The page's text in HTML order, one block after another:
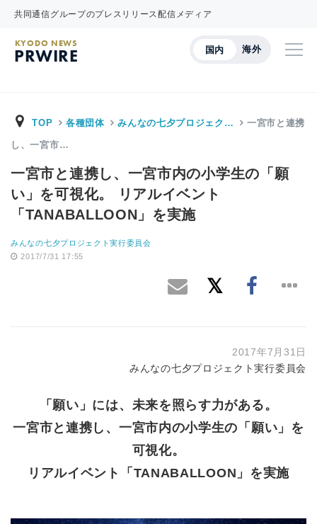
共同通信グループのプレスリリース配信メディア
国内 海外
KYODO NEWS
PRWIRE
TOP 各種団体 みんなの七夕プロジェク… 一宮市と連携
し、一宮市…
一宮市と連携し、一宮市内の小学生の「願
い」を可視化。 リアルイベント
「TANABALLOON」を実施
みんなの七夕プロジェクト実行委員会
2017/7/31 17:55
2017年7月31日
みんなの七夕プロジェクト実行委員会
「願い」には、未来を照らす力がある。
一宮市と連携し、一宮市内の小学生の「願い」を
可視化。
リアルイベント「TANABALLOON」を実施